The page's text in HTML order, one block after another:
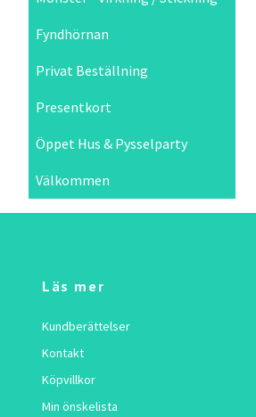
Fyndhörnan
Privat Beställning
Presentkort
Öppet Hus & Pysselparty
Välkommen
Läs mer
Kundberättelser
Kontakt
Köpvillkor
Min önskelista